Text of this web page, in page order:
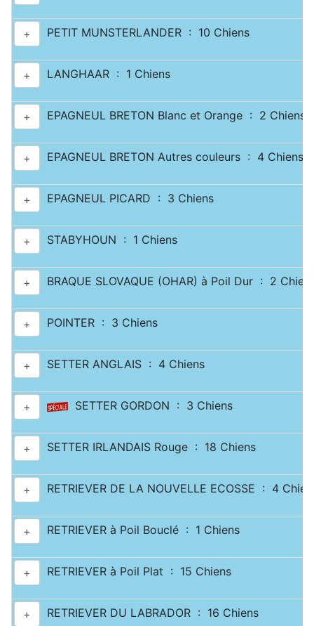
+ PETIT MUNSTERLANDER : 10 Chiens
+ LANGHAAR : 1 Chiens
+ EPAGNEUL BRETON Blanc et Orange : 2 Chiens
+ EPAGNEUL BRETON Autres couleurs : 4 Chiens
+ EPAGNEUL PICARD : 3 Chiens
+ STABYHOUN : 1 Chiens
+ BRAQUE SLOVAQUE (OHAR) à Poil Dur : 2
+ POINTER : 3 Chiens
+ SETTER ANGLAIS : 4 Chiens
+ SETTER GORDON : 3 Chiens
+ SETTER IRLANDAIS Rouge : 18 Chiens
+ RETRIEVER DE LA NOUVELLE ECOSSE : 4
+ RETRIEVER à Poil Bouclé : 1 Chiens
+ RETRIEVER à Poil Plat : 15 Chiens
+ RETRIEVER DU LABRADOR : 16 Chiens